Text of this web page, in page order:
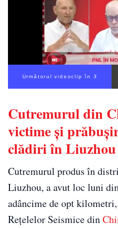
Următorul videoclip în 1
Cutremurul din
victime și
clădiri în Liuzhou
Cutremurul produs în
Liuzhou, a avut loc luni
adâncime de opt
Rețelelor Seismice din